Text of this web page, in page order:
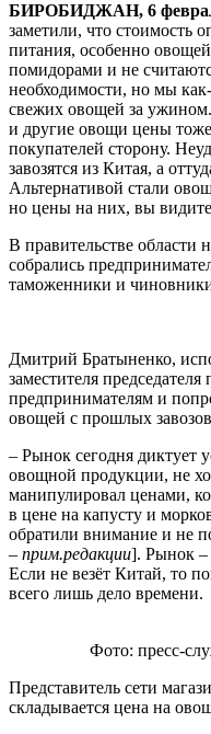
БИРОБИДЖАН, 6
заметили, что стоимость
питания, особенно
помидорами и не
необходимости, но мы
свежих овощей за
и другие овощи цены
покупателей сторону.
завозятся из Китая, а
Альтернативой стали
но цены на них, вы
В правительстве области
собрались
таможенники и
Дмитрий Братыненко,
заместителя
предпринимателям и
овощей с прошлых
– Рынок сегодня диктует
овощной продукции, не
манипулировал ценами,
в цене на капусту и
обратили внимание и не
– прим.редакции]. Рынок –
Если не везёт Китай, то
всего лишь дело времени.
Фото: пресс-
Представитель сети
складывается цена на